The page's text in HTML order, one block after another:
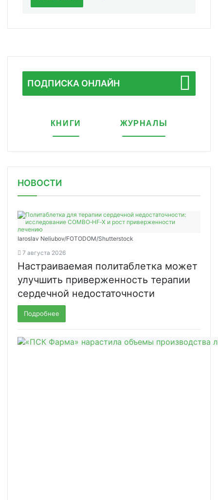
ПОДПИСКА ОНЛАЙН
КНИГИ ЖУРНАЛЫ
НОВОСТИ
Iaroslav Neliubov/FOTODOM/Shutterstoсk
7 августа 2026
Настраиваемая политаблетка может
улучшить приверженность терапии
сердечной недостаточности
Подробнее